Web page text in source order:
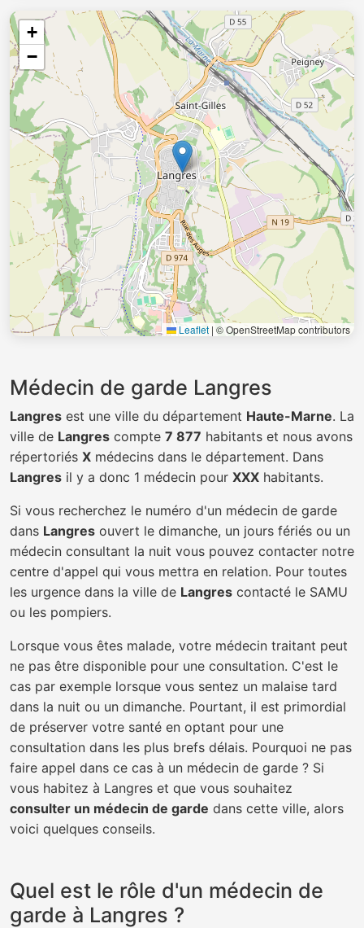
+
−
Leaflet | © OpenStreetMap contributors
Médecin de garde Langres
Langres est une ville du département Haute-Marne. La
ville de Langres compte 7 877 habitants et nous avons
répertoriés X médecins dans le département. Dans
Langres il y a donc 1 médecin pour XXX habitants.
Si vous recherchez le numéro d'un médecin de garde
dans Langres ouvert le dimanche, un jours fériés ou un
médecin consultant la nuit vous pouvez contacter notre
centre d'appel qui vous mettra en relation. Pour toutes
les urgence dans la ville de Langres contacté le SAMU
ou les pompiers.
Lorsque vous êtes malade, votre médecin traitant peut
ne pas être disponible pour une consultation. C'est le
cas par exemple lorsque vous sentez un malaise tard
dans la nuit ou un dimanche. Pourtant, il est primordial
de préserver votre santé en optant pour une
consultation dans les plus brefs délais. Pourquoi ne pas
faire appel dans ce cas à un médecin de garde ? Si
vous habitez à Langres et que vous souhaitez
consulter un médecin de garde dans cette ville, alors
voici quelques conseils.
Quel est le rôle d'un médecin de
garde à Langres ?